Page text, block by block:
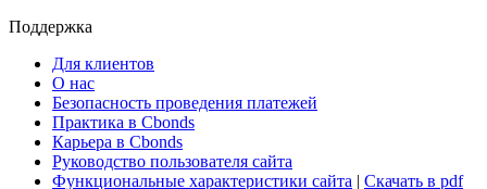
Поддержка
Для клиентов
О нас
Безопасность проведения платежей
Практика в Cbonds
Карьера в Cbonds
Руководство пользователя сайта
Функциональные характеристики сайта | Скачать в pdf